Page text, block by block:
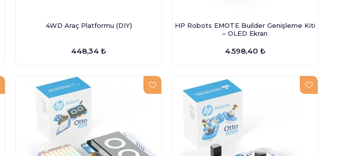
4WD Araç Platformu (DIY)
448,34 ₺
HP Robots EMOTE Builder Genişleme Kiti
– OLED Ekran
4.598,40 ₺